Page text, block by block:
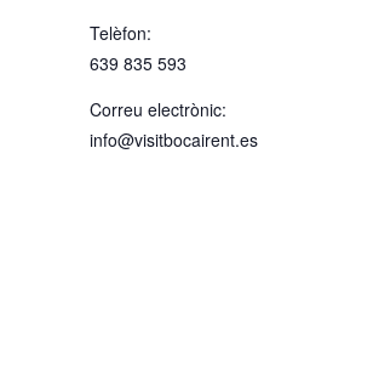
Telèfon:
639 835 593
Correu electrònic:
info@visitbocairent.es